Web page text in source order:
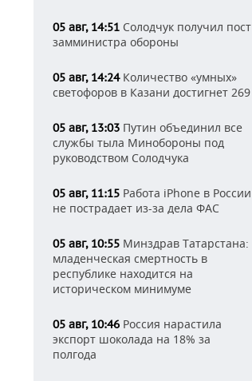
05 авг, 14:51 Солодчук получил пост
замминистра обороны
05 авг, 14:24Количество «умных»
светофоров в Казани достигнет 269
05 авг, 13:03 Путин объединил все
службы тыла Минобороны под
руководством Солодчука
05 авг, 11:15 Работа iPhone в России
не пострадает из-за дела ФАС
05 авг, 10:55 Минздрав Татарстана:
младенческая смертность в
республике находится на
историческом минимуме
05 авг, 10:46 Россия нарастила
экспорт шоколада на 18% за
полгода